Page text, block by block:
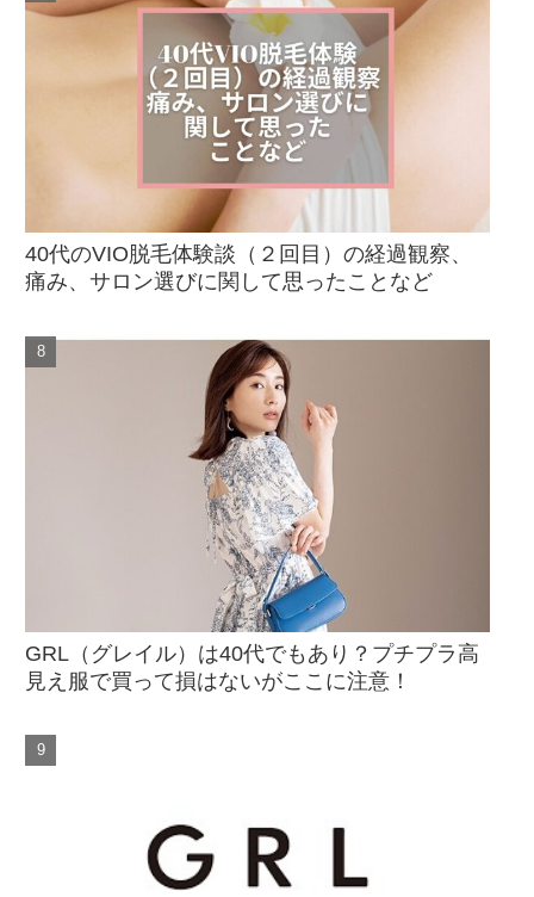
40代のVIO脱毛体験談（２回目）の経過観察、
痛み、サロン選びに関して思ったことなど
GRL（グレイル）は40代でもあり？プチプラ高
見え服で買って損はないがここに注意！